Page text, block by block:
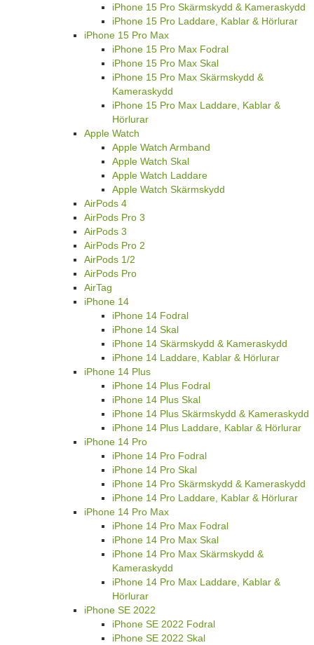
iPhone 15 Pro Skärmskydd & Kameraskydd
iPhone 15 Pro Laddare, Kablar & Hörlurar
iPhone 15 Pro Max
iPhone 15 Pro Max Fodral
iPhone 15 Pro Max Skal
iPhone 15 Pro Max Skärmskydd &
Kameraskydd
iPhone 15 Pro Max Laddare, Kablar &
Hörlurar
Apple Watch
Apple Watch Armband
Apple Watch Skal
Apple Watch Laddare
Apple Watch Skärmskydd
AirPods 4
AirPods Pro 3
AirPods 3
AirPods Pro 2
AirPods 1/2
AirPods Pro
AirTag
iPhone 14
iPhone 14 Fodral
iPhone 14 Skal
iPhone 14 Skärmskydd & Kameraskydd
iPhone 14 Laddare, Kablar & Hörlurar
iPhone 14 Plus
iPhone 14 Plus Fodral
iPhone 14 Plus Skal
iPhone 14 Plus Skärmskydd & Kameraskydd
iPhone 14 Plus Laddare, Kablar & Hörlurar
iPhone 14 Pro
iPhone 14 Pro Fodral
iPhone 14 Pro Skal
iPhone 14 Pro Skärmskydd & Kameraskydd
iPhone 14 Pro Laddare, Kablar & Hörlurar
iPhone 14 Pro Max
iPhone 14 Pro Max Fodral
iPhone 14 Pro Max Skal
iPhone 14 Pro Max Skärmskydd &
Kameraskydd
iPhone 14 Pro Max Laddare, Kablar &
Hörlurar
iPhone SE 2022
iPhone SE 2022 Fodral
iPhone SE 2022 Skal